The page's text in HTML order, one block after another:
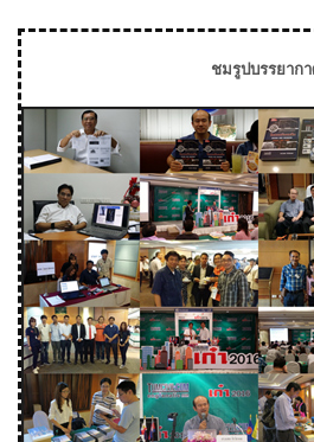
ชมรูปบรรยาก